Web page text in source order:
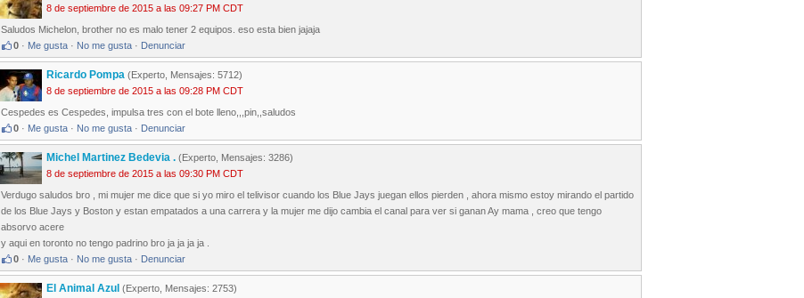
8 de septiembre de 2015 a las 09:27 PM CDT
Saludos Michelon, brother no es malo tener 2 equipos. eso esta bien jajaja
0 · Me gusta · No me gusta · Denunciar
Ricardo Pompa (Experto, Mensajes: 5712)
8 de septiembre de 2015 a las 09:28 PM CDT
Cespedes es Cespedes, impulsa tres con el bote lleno,,,pin,,saludos
0 · Me gusta · No me gusta · Denunciar
Michel Martinez Bedevia . (Experto, Mensajes: 3286)
8 de septiembre de 2015 a las 09:30 PM CDT
Verdugo saludos bro , mi mujer me dice que si yo miro el telivisor cuando los Blue Jays juegan ellos pierden , ahora mismo estoy mirando el partido
de los Blue Jays y Boston y estan empatados a una carrera y la mujer me dijo cambia el canal para ver si ganan Ay mama , creo que tengo
absorvo acere
y aqui en toronto no tengo padrino bro ja ja ja ja .
0 · Me gusta · No me gusta · Denunciar
El Animal Azul (Experto, Mensajes: 2753)